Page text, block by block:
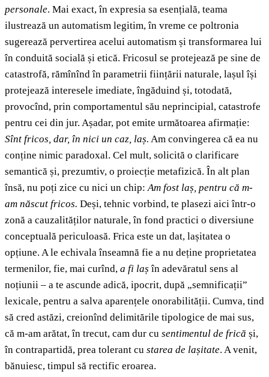
personale. Mai exact, în expresia sa esențială, teama
ilustrează un automatism legitim, în vreme ce poltronia
sugerează pervertirea acelui automatism și transformarea lui
în conduită socială și etică. Fricosul se protejează pe sine de
catastrofă, rămînînd în parametrii ființării naturale, lașul își
protejează interesele imediate, îngăduind și, totodată,
provocînd, prin comportamentul său neprincipial, catastrofe
pentru cei din jur. Așadar, pot emite următoarea afirmație:
Sînt fricos, dar, în nici un caz, laș. Am convingerea că ea nu
conține nimic paradoxal. Cel mult, solicită o clarificare
semantică și, prezumtiv, o proiecție metafizică. În alt plan
însă, nu poți zice cu nici un chip:Am fost laș, pentru că m-
am născut fricos. Deși, tehnic vorbind, te plasezi aici într-o
zonă a cauzalităților naturale, în fond practici o diversiune
conceptuală periculoasă. Frica este un dat, lașitatea o
opțiune. A le echivala înseamnă fie a nu deține proprietatea
termenilor, fie, mai curînd, a fi laș în adevăratul sens al
noțiunii – a te ascunde adică, ipocrit, după „semnificații”
lexicale, pentru a salva aparențele onorabilității. Cumva, tind
să cred astăzi, creionînd delimitările tipologice de mai sus,
că m-am arătat, în trecut, cam dur cu sentimentul de frică și,
în contrapartidă, prea tolerant cu starea de lașitate. A venit,
bănuiesc, timpul să rectific eroarea.